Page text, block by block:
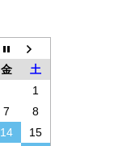
金
土
1
7
8
14
15